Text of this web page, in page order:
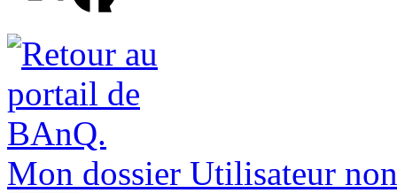
Mon dossier Utilisateur